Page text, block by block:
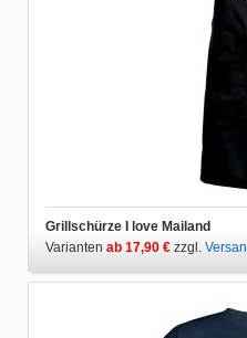
Grillschürze I love Mailand
Varianten ab 17,90 € zzgl.